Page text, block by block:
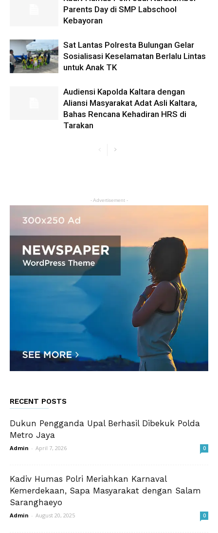
Parents Day di SMP Labschool
Kebayoran
Sat Lantas Polresta Bulungan Gelar
Sosialisasi Keselamatan Berlalu Lintas
untuk Anak TK
Audiensi Kapolda Kaltara dengan
Aliansi Masyarakat Adat Asli Kaltara,
Bahas Rencana Kehadiran HRS di
Tarakan
- Advertisement -
RECENT POSTS
Dukun Pengganda Upal Berhasil Dibekuk Polda
Metro Jaya
Admin - April 7, 2026 0
Kadiv Humas Polri Meriahkan Karnaval
Kemerdekaan, Sapa Masyarakat dengan Salam
Saranghaeyo
Admin - August 20, 2025 0